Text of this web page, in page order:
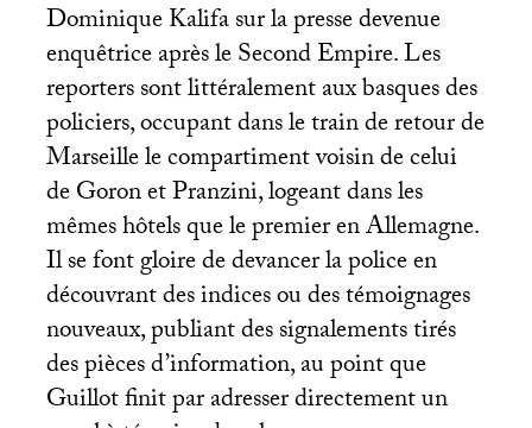
Dominique Kalifa sur la presse devenue
enquêtrice après le Second Empire. Les
reporters sont littéralement aux basques des
policiers, occupant dans le train de retour de
Marseille le compartiment voisin de celui
de Goron et Pranzini, logeant dans les
mêmes hôtels que le premier en Allemagne.
Il se font gloire de devancer la police en
découvrant des indices ou des témoignages
nouveaux, publiant des signalements tirés
des pièces d’information, au point que
Guillot finit par adresser directement un